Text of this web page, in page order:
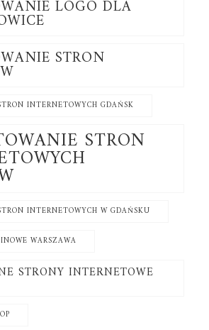
LOGO DLA
STRON
INTERNETOWYCH GDAŃSK
STRON
INTERNETOWYCH W GDAŃSKU
WARSZAWA
STRONY INTERNETOWE